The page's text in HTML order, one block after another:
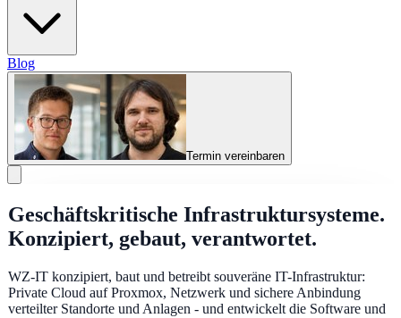
Blog
Termin vereinbaren
Geschäftskritische Infrastruktursysteme.
Konzipiert, gebaut, verantwortet.
WZ-IT konzipiert, baut und betreibt souveräne IT-Infrastruktur:
Private Cloud auf Proxmox, Netzwerk und sichere Anbindung
verteilter Standorte und Anlagen - und entwickelt die Software und